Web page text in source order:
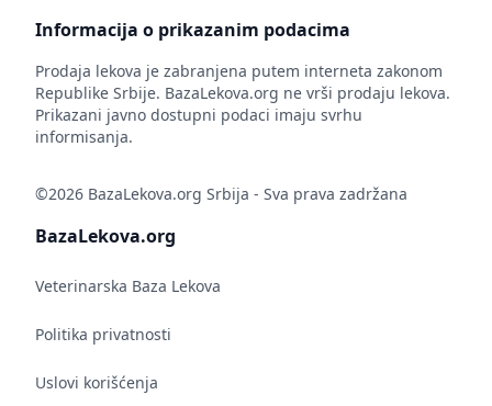
Informacija o prikazanim podacima
Prodaja lekova je zabranjena putem interneta zakonom
Republike Srbije. BazaLekova.org ne vrši prodaju lekova.
Prikazani javno dostupni podaci imaju svrhu
informisanja.
©2026 BazaLekova.org Srbija - Sva prava zadržana
BazaLekova.org
Veterinarska Baza Lekova
Politika privatnosti
Uslovi korišćenja